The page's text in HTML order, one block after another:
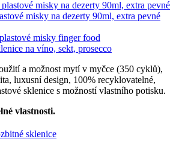
misky na dezerty 90ml, extra pevné
na víno, sekt, prosecco
a možnost mytí v myčce (350 cyklů),
luxusní design, 100% recyklovatelné,
sklenice s možností vlastního potisku.
vlastnosti.
sklenice